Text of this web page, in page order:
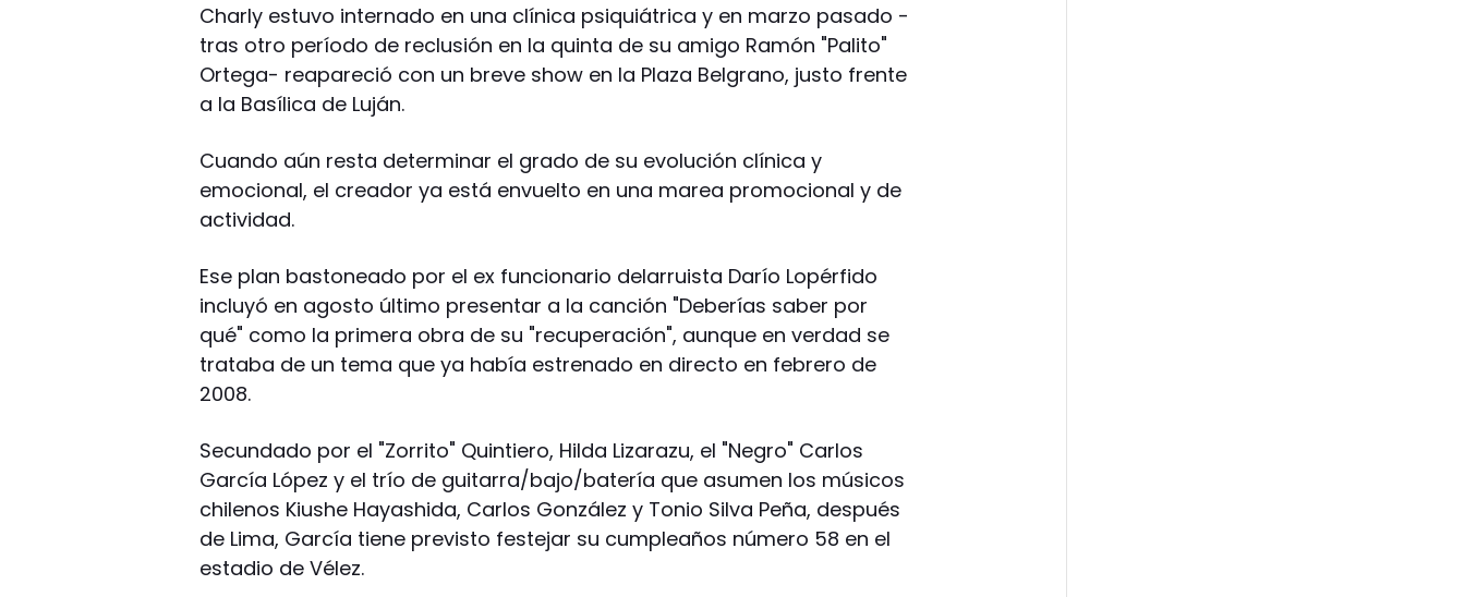
Charly estuvo internado en una clínica psiquiátrica y en marzo pasado -
tras otro período de reclusión en la quinta de su amigo Ramón "Palito"
Ortega- reapareció con un breve show en la Plaza Belgrano, justo frente
a la Basílica de Luján.
Cuando aún resta determinar el grado de su evolución clínica y
emocional, el creador ya está envuelto en una marea promocional y de
actividad.
Ese plan bastoneado por el ex funcionario delarruista Darío Lopérfido
incluyó en agosto último presentar a la canción "Deberías saber por
qué" como la primera obra de su "recuperación", aunque en verdad se
trataba de un tema que ya había estrenado en directo en febrero de
2008.
Secundado por el "Zorrito" Quintiero, Hilda Lizarazu, el "Negro" Carlos
García López y el trío de guitarra/bajo/batería que asumen los músicos
chilenos Kiushe Hayashida, Carlos González y Tonio Silva Peña, después
de Lima, García tiene previsto festejar su cumpleaños número 58 en el
estadio de Vélez.